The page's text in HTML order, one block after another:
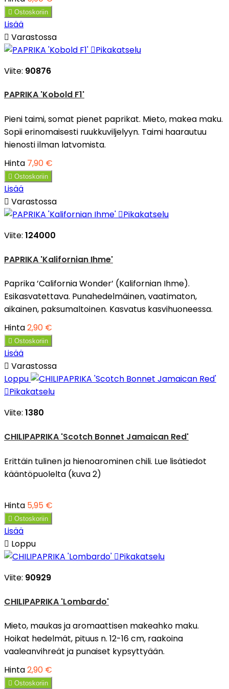
 Ostoskoriin
Lisää
 Varastossa
Pikakatselu
Viite: 90876
PAPRIKA 'Kobold F1'
Pieni taimi, somat pienet paprikat. Mieto, makea maku.
Sopii erinomaisesti ruukkuviljelyyn. Taimi haarautuu
hienosti ilman latvomista.
Hinta 7,90 €
 Ostoskoriin
Lisää
 Varastossa
Pikakatselu
Viite: 124000
PAPRIKA 'Kalifornian Ihme'
Paprika ’California Wonder’ (Kalifornian Ihme).
Esikasvatettava. Punahedelmäinen, vaatimaton,
aikainen, paksumaltoinen. Kasvatus kasvihuoneessa.
Hinta2,90 €
 Ostoskoriin
Lisää
 Varastossa
Loppu
Pikakatselu
Viite: 1380
CHILIPAPRIKA 'Scotch Bonnet Jamaican Red'
Erittäin tulinen ja hienoarominen chili. Lue lisätiedot
kääntöpuolelta (kuva 2)
Hinta 5,95 €
 Ostoskoriin
Lisää
 Loppu
Pikakatselu
Viite: 90929
CHILIPAPRIKA 'Lombardo'
Mieto, maukas ja aromaattisen makeahko maku.
Hoikat hedelmät, pituus n. 12-16 cm, raakoina
vaaleanvihreät ja punaiset kypsyttyään.
Hinta2,90 €
 Ostoskoriin